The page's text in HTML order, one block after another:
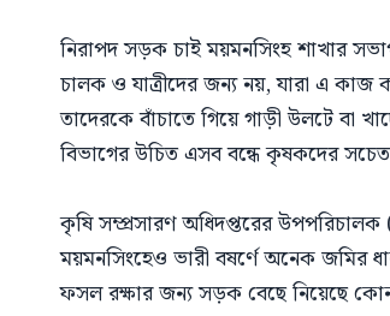
নিরাপদ সড়ক চাই ময়মনসিংহ শাখার
চালক ও যাত্রীদের জন্য নয়, যারা এ
তাদেরকে বাঁচাতে গিয়ে গাড়ী উলটে বা
বিভাগের উচিত এসব বন্ধে কৃষকদের
কৃষি সম্প্রসারণ অধিদপ্তরের উপপরিচালক
ময়মনসিংহেও ভারী বষর্ণে অনেক জমির
ফসল রক্ষার জন্য সড়ক বেছে নিয়েছে